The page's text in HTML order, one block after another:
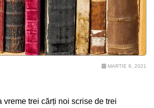
MARTIE 9, 2021
vreme trei cărți noi scrise de trei